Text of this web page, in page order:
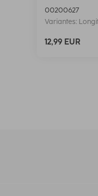
00200627
Variantes:
12,99 EUR